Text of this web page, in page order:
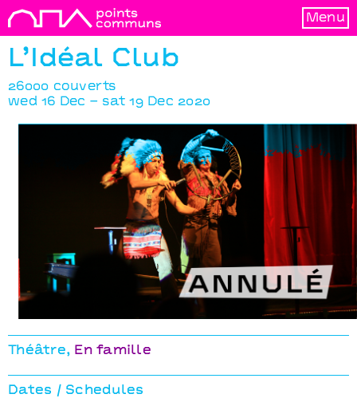
Menu
L’Idéal Club
26000 couverts
wed 16 Dec – sat 19 Dec 2020
L’Idéal Club
26000 couverts
Théâtre En famille
Dates / Schedules